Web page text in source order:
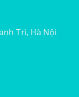
Trì, Hà Nội